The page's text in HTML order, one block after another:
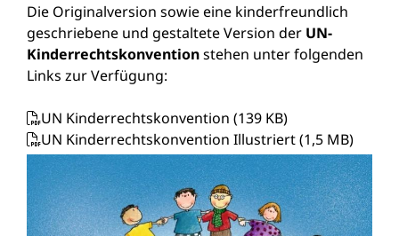
Die Originalversion sowie eine kinderfreundlich
geschriebene und gestaltete Version der UN-
Kinderrechtskonventionstehen unter folgenden
Links zur Verfügung:
UN Kinderrechtskonvention (139 KB)
UN Kinderrechtskonvention Illustriert(1,5 MB)